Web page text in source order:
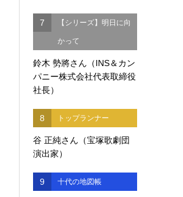
7 【シリーズ】明日に向
かって
鈴木 勢將さん（INS＆カン
パニー株式会社代表取締役
社長）
8 トップランナー
谷 正純さん（宝塚歌劇団
演出家）
9 十代の地図帳